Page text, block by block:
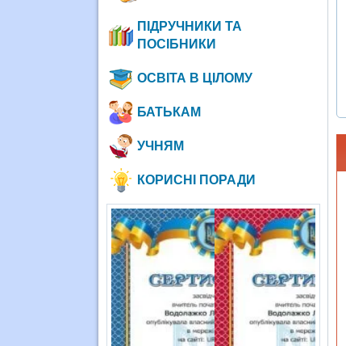
ПІДРУЧНИКИ ТА
ПОСІБНИКИ
ОСВІТА В ЦІЛОМУ
БАТЬКАМ
УЧНЯМ
КОРИСНІ ПОРАДИ